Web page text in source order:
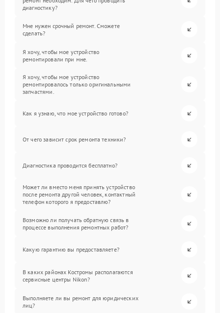
диагностику?
Мне нужен срочный ремонт. Сможете
сделать?
Я хочу, чтобы мое устройство
ремонтировали при мне.
Я хочу, чтобы мое устройство
ремонтировалось только оригинальными
запчастями.
Как я узнаю, что мое устройство готово?
От чего зависит срок ремонта техники?
Диагностика проводится бесплатно?
Может ли вместо меня принять устройство
после ремонта другой человек, контактный
телефон которого я предоставлю?
Возможно ли получать обратную связь в
процессе выполнения ремонтных работ?
Какую гарантию вы предоставляете?
В каких районах Костромы располагаются
сервисные центры Nikon?
Выполняете ли вы ремонт для юридических
лиц?